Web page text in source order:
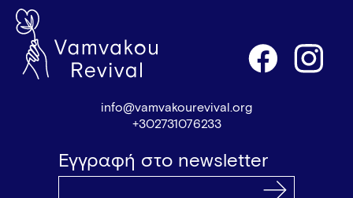
info@vamvakourevival.org
+302731076233
Εγγραφή στο newsletter